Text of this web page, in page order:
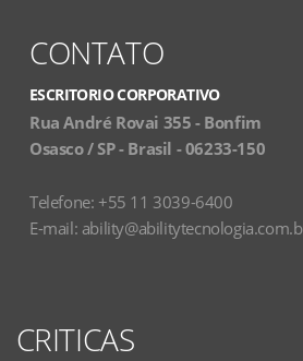
CONTATO
ESCRITORIO CORPORATIVO
Rua André Rovai 355 - Bonfim
Osasco / SP - Brasil - 06233-150
Telefone: +55 11 3039-6400
E-mail:
CRITICAS